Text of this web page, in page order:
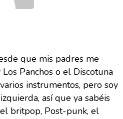
que mis padres me
Panchos o el Discotuna
instrumentos, pero soy
así que ya sabéis
britpop, Post-punk, el